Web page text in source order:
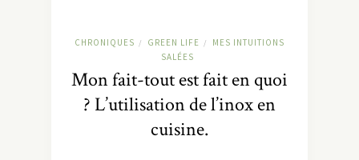
CHRONIQUES / GREEN LIFE /
MES INTUITIONS
SALÉES
Mon fait-tout est fait en quoi
? L’utilisation de l’inox en
cuisine.